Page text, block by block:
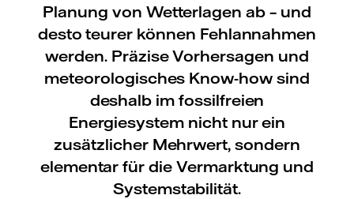
Planung von Wetterlagen ab – und
desto teurer können Fehlannahmen
werden. Präzise Vorhersagen und
meteorologisches Know-how sind
deshalb im fossilfreien
Energiesystem nicht nur ein
zusätzlicher Mehrwert, sondern
elementar für die Vermarktung und
Systemstabilität.